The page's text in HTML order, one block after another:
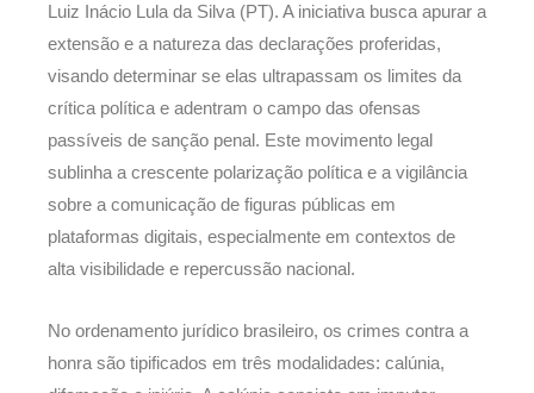
Luiz Inácio Lula da Silva (PT). A iniciativa busca apurar a
extensão e a natureza das declarações proferidas,
visando determinar se elas ultrapassam os limites da
crítica política e adentram o campo das ofensas
passíveis de sanção penal. Este movimento legal
sublinha a crescente polarização política e a vigilância
sobre a comunicação de figuras públicas em
plataformas digitais, especialmente em contextos de
alta visibilidade e repercussão nacional.
No ordenamento jurídico brasileiro, os crimes contra a
honra são tipificados em três modalidades: calúnia,